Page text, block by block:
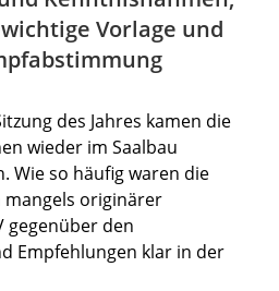
Vorlage und
des Jahres kamen die
wieder im Saalbau
Wie so häufig waren die
mangels originärer
gegenüber den
Empfehlungen klar in der